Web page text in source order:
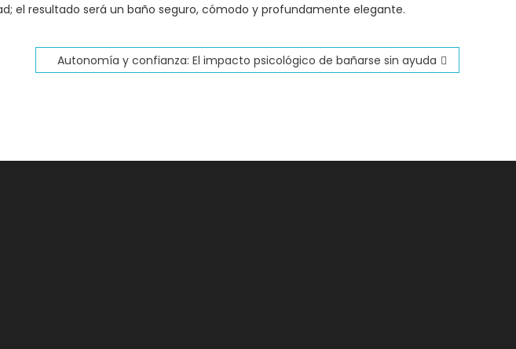
el resultado será un baño seguro, cómodo y profundamente elegante.
Autonomía y confianza: El impacto psicológico de bañarse sin ayuda